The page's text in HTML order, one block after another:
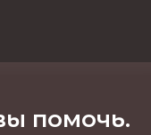
помочь.